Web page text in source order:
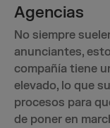
Agencias
No siempre
anunciantes,
compañía tiene
elevado, lo que
procesos para
de poner en